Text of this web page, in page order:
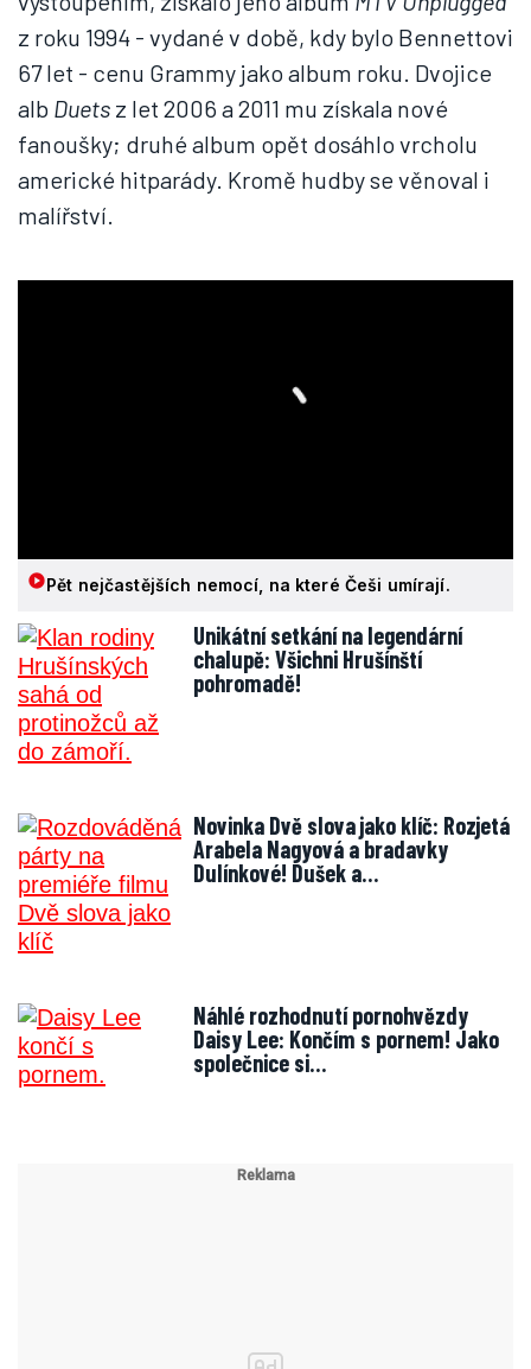
z roku 1994 - vydané v době, kdy bylo Bennettovi
67 let - cenu Grammy jako album roku. Dvojice
alb Duets z let 2006 a 2011 mu získala nové
fanoušky; druhé album opět dosáhlo vrcholu
americké hitparády. Kromě hudby se věnoval i
malířství.
Pět nejčastějších nemocí, na které Češi umírají.
Unikátní setkání na legendární
chalupě: Všichni Hrušínští
pohromadě!
Novinka Dvě slova jako klíč: Rozjetá
Arabela Nagyová a bradavky
Dulínkové! Dušek a…
Náhlé rozhodnutí pornohvězdy
Daisy Lee: Končím s pornem! Jako
společnice si…